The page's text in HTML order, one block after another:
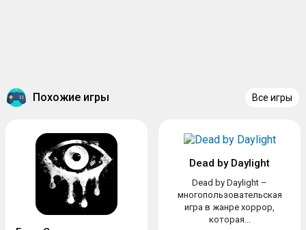
Похожие игры Все игры
Dead by Daylight
Dead by Daylight –
многопользовательская
игра в жанре хоррор,
которая...